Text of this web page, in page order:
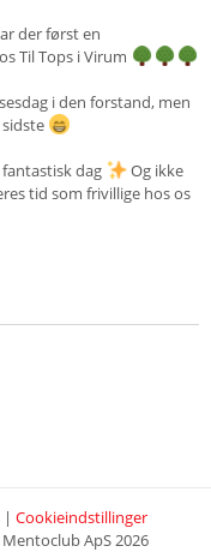
der først en
Til Tops i Virum
i den forstand, men
dag
️ Og ikke
tid som frivillige hos os
| Cookieindstillinger
ApS 2026